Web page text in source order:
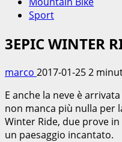
Sport
3EPIC WINTER
marco 2017-01-252
E anche la neve è
non manca più nulla per
Winter Ride, due prove
un paesaggio incantato.